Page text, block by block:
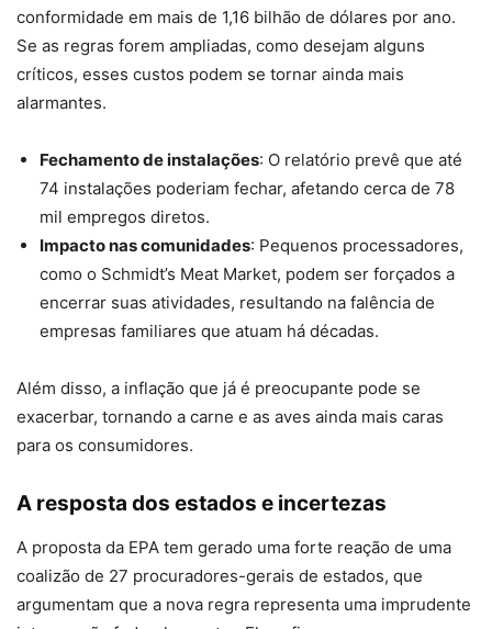
conformidade em mais de 1,16 bilhão de dólares por ano.
Se as regras forem ampliadas, como desejam alguns
críticos, esses custos podem se tornar ainda mais
alarmantes.
Fechamento de instalações: O relatório prevê que até
74 instalações poderiam fechar, afetando cerca de 78
mil empregos diretos.
Impacto nas comunidades: Pequenos processadores,
como o Schmidt’s Meat Market, podem ser forçados a
encerrar suas atividades, resultando na falência de
empresas familiares que atuam há décadas.
Além disso, a inflação que já é preocupante pode se
exacerbar, tornando a carne e as aves ainda mais caras
para os consumidores.
A resposta dos estados e incertezas
A proposta da EPA tem gerado uma forte reação de uma
coalizão de 27 procuradores-gerais de estados, que
argumentam que a nova regra representa uma imprudente